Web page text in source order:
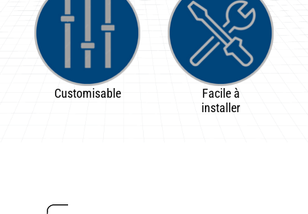
Customisable
Facile à
installer